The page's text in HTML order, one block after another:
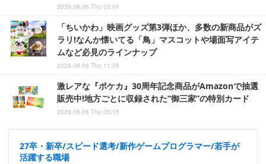
2026.08.06 Thu 03:00
「ちいかわ」映画グッズ第3弾ほか、多数の新商品がズ
ラリ!なんか懐いてる「鳥」マスコットや場面写アイテ
ムなど必見のラインナップ
2026.08.06 Thu 11:25
激レアな『ポケカ』30周年記念商品がAmazonで抽選
販売中!地方ごとに収録された“御三家”の特別カード
2026.08.06 Thu 05:15
27卒・新卒/スピード選考/新作ゲームプログラマー/若手が
活躍する職場